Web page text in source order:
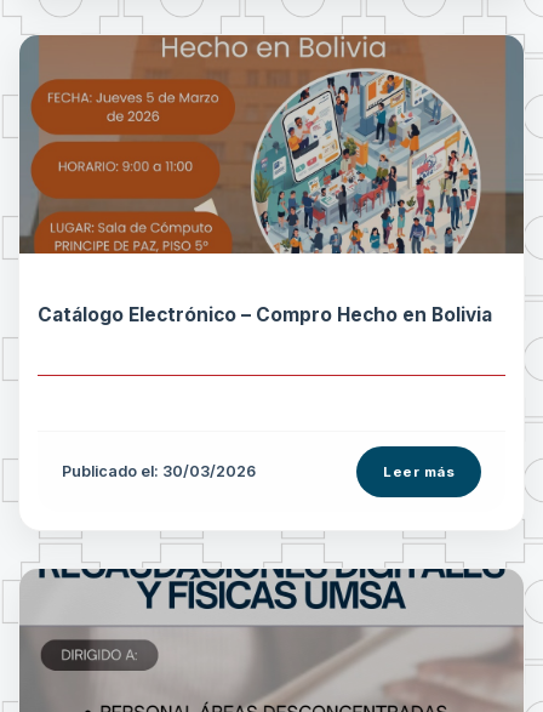
Catálogo Electrónico – Compro Hecho en Bolivia
Publicado el: 30/03/2026 Leer más